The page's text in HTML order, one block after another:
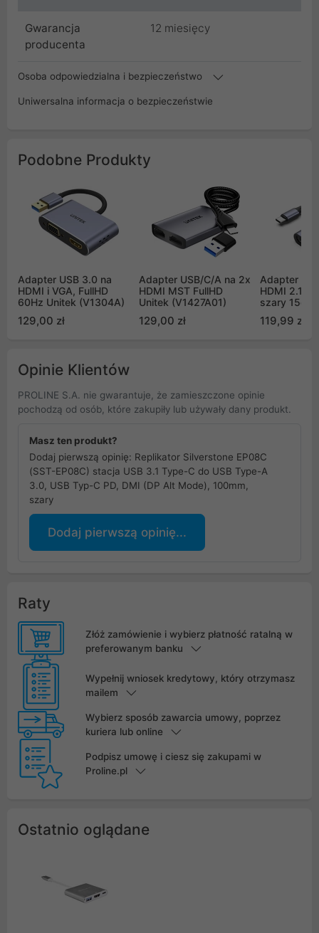
Gwarancja
producenta
12 miesięcy
Osoba odpowiedzialna i bezpieczeństwo
Uniwersalna informacja o bezpieczeństwie
Podobne Produkty
Adapter USB 3.0 na
HDMI i VGA, FullHD
60Hz Unitek (V1304A)
129,00 zł
Adapter USB/C/A na 2x
HDMI MST FullHD
Unitek (V1427A01)
129,00 zł
Adapter
HDMI 2.1
szary 15cm
119,99 zł
Opinie Klientów
PROLINE S.A. nie gwarantuje, że zamieszczone opinie
pochodzą od osób, które zakupiły lub używały dany produkt.
Masz ten produkt?
Dodaj pierwszą opinię: Replikator Silverstone EP08C
(SST-EP08C) stacja USB 3.1 Type-C do USB Type-A
3.0, USB Typ-C PD, DMI (DP Alt Mode), 100mm,
szary
Dodaj pierwszą opinię...
Raty
Złóż zamówienie i wybierz płatność ratalną w
preferowanym banku
Wypełnij wniosek kredytowy, który otrzymasz
mailem
Wybierz sposób zawarcia umowy, poprzez
kuriera lub online
Podpisz umowę i ciesz się zakupami w
Proline.pl
Ostatnio oglądane